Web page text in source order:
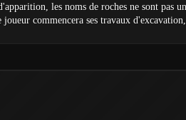
les noms de roches ne sont pas
joueur commencera ses travaux